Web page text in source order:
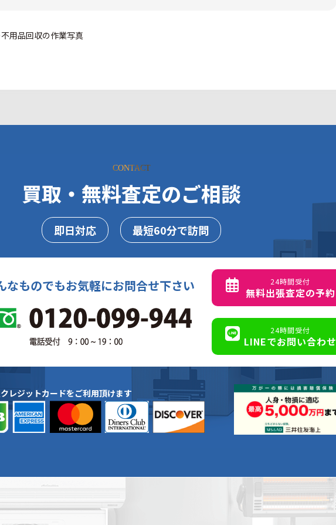
CONTACT
買取・無料査定のご相談
即日対応 最短60分で訪問
なものでもお気軽にお問合せ下さい 24時間受付
無料出張査定の予約
24時間受付
LINEでお問い合わせ
レジットカードをご利用頂けます